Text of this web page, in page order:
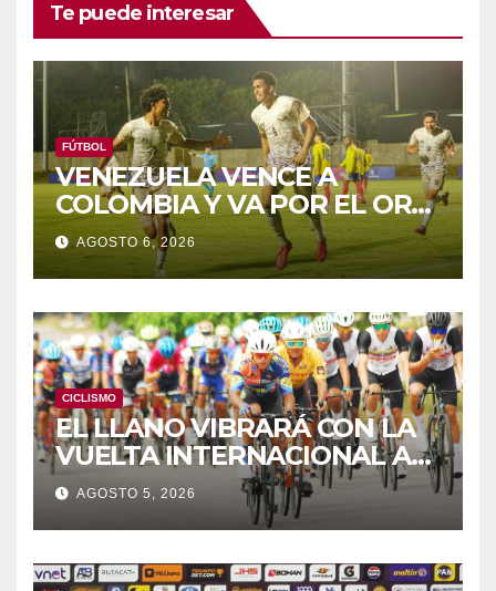
Te puede interesar
FÚTBOL
VENEZUELA VENCE A
COLOMBIA Y VA POR EL ORO
DE LOS JCAC
AGOSTO 6, 2026
CICLISMO
EL LLANO VIBRARÁ CON LA
VUELTA INTERNACIONAL A
ZAMORA
AGOSTO 5, 2026